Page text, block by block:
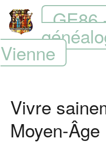
GE86
Vienne
Vivre
Moyen-Âge